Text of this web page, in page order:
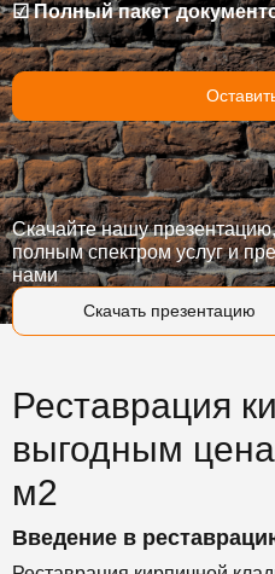
☑ Полный пакет
Скачать презентацию
Скачайте нашу
полным спектром услуг и
нами
Реставрация
выгодным
м2
Введение в